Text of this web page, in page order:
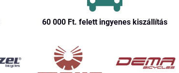
60 000 Ft​. felett ingyenes kiszállítás